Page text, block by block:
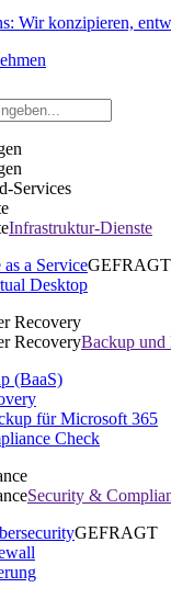
Wir konzipieren,
Services
Infrastruktur-Dienste
a ServiceGEFRAGT
Desktop
Recovery
RecoveryBackup und
(BaaS)
für Microsoft 365
Check
Security &
GEFRAGT